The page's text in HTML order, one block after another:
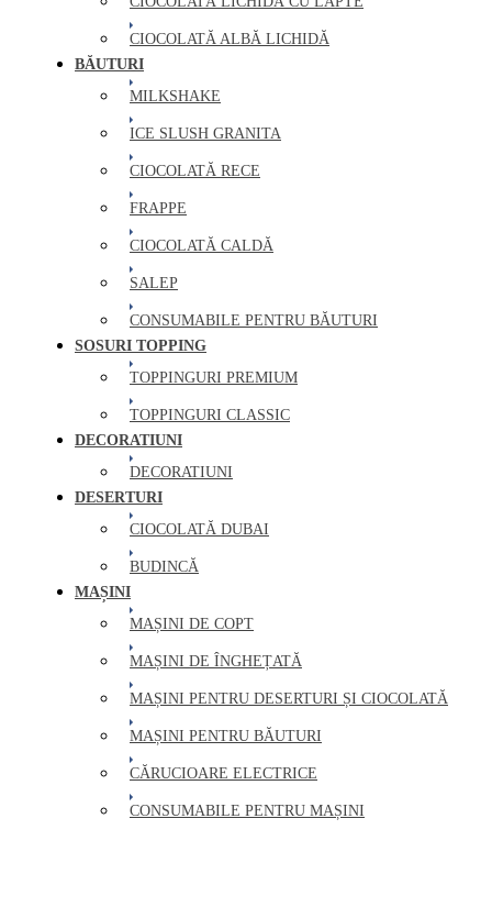
CIOCOLATĂ ALBĂ LICHIDĂ
BĂUTURI
MILKSHAKE
ICE SLUSH GRANITA
CIOCOLATĂ RECE
FRAPPE
CIOCOLATĂ CALDĂ
SALEP
CONSUMABILE PENTRU BĂUTURI
SOSURI TOPPING
TOPPINGURI PREMIUM
TOPPINGURI CLASSIC
DECORATIUNI
DECORATIUNI
DESERTURI
CIOCOLATĂ DUBAI
BUDINCĂ
MAȘINI
MAȘINI DE COPT
MAȘINI DE ÎNGHEȚATĂ
MAȘINI PENTRU DESERTURI ȘI CIOCOLATĂ
MAȘINI PENTRU BĂUTURI
CĂRUCIOARE ELECTRICE
CONSUMABILE PENTRU MAȘINI